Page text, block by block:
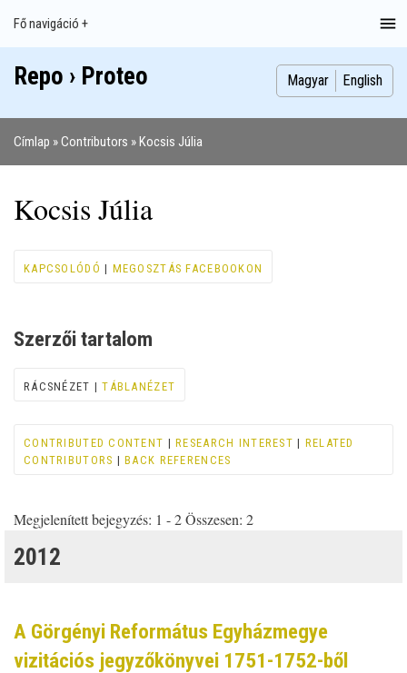
Main
navigation
Fő navigáció +
Index
Publikációk
Szakdolgozatok
Képek
Szerzők
Repo › Proteo Magyar English
Címlap Contributors Kocsis Júlia
Kocsis Júlia
KAPCSOLÓDÓ | MEGOSZTÁS FACEBOOKON
Szerzői tartalom
RÁCSNÉZET |TÁBLANÉZET
CONTRIBUTED CONTENT |RESEARCH INTEREST | RELATED
CONTRIBUTORS |BACK REFERENCES
Megjelenített bejegyzés: 1 - 2 Összesen: 2
2012
A Görgényi Református Egyházmegye
vizitációs jegyzőkönyvei 1751-1752-ből